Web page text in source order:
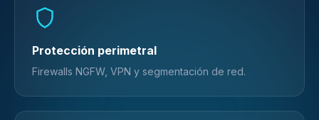
Protección perimetral
Firewalls NGFW, VPN y segmentación de red.